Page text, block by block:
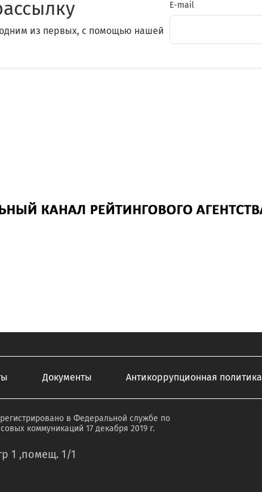
из первых, с помощью нашей
E-mail
Документы Антикоррупционная политика
в Федеральной службе по
коммуникаций 17 декабря 2019 г.
1 ,помещ. 1/1